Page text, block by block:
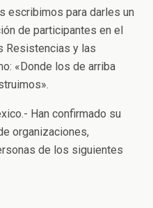
escribimos para darles un
de participantes en el
Resistencias y las
«Donde los de arriba
Han confirmado su
organizaciones,
de los siguientes